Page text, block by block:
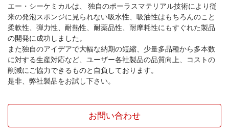
エー・シーケミカルは、 独自のポーラスマテリアル技術により従
来の発泡スポンジに見られない吸水性、吸油性はもちろんのこと
柔軟性、弾力性、耐熱性、耐薬品性、耐摩耗性にもすぐれた製品
の開発に成功しました。
また独自のアイデアで大幅な納期の短縮、少量多品種から多本数
に対する生産対応など、ユーザー各社製品の品質向上、コストの
削減にご協力できるものと自負しております。
是非、弊社製品をお試し下さい。
お問い合わせ